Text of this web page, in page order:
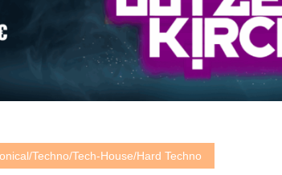
Techno/Tech-House/Hard Techno